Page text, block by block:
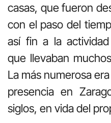
casas, que fueron
con el paso del
así fin a la
que llevaban
La más numerosa
presencia en
siglos, en vida del